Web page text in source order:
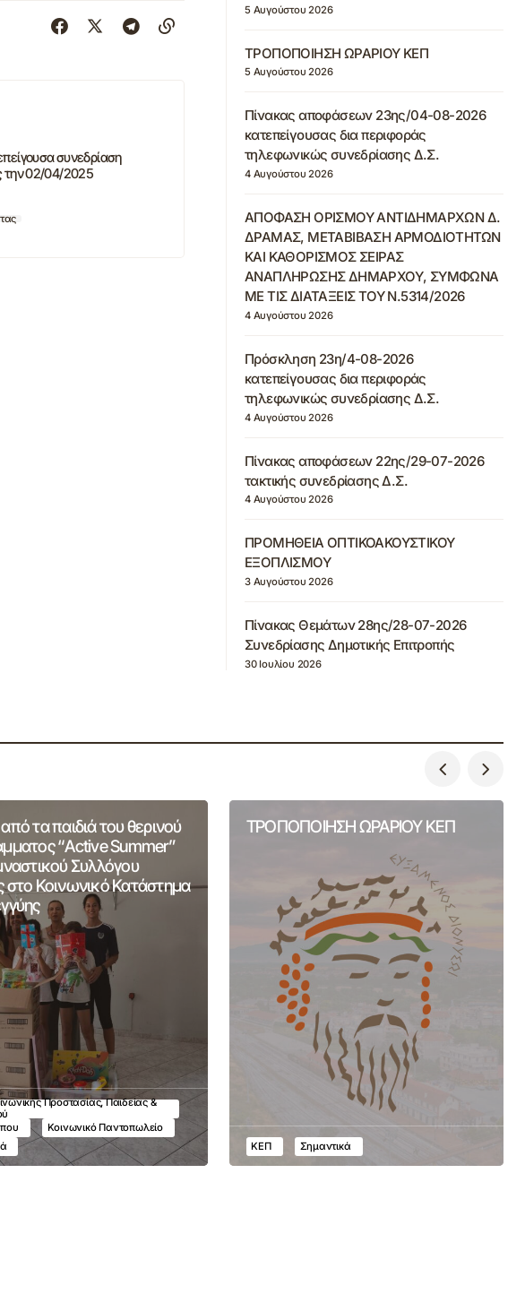
συνεδρίαση
την 02/04/2025
5 Αυγούστου 2026
ΤΡΟΠΟΠΟΙΗΣΗ ΩΡΑΡΙΟΥ ΚΕΠ
5 Αυγούστου 2026
Πίνακας αποφάσεων 23ης/04-08-2026
κατεπείγουσας δια περιφοράς
τηλεφωνικώς συνεδρίασης Δ.Σ.
4 Αυγούστου 2026
ΑΠΟΦΑΣΗ ΟΡΙΣΜΟΥ ΑΝΤΙΔΗΜΑΡΧΩΝ Δ.
ΔΡΑΜΑΣ, ΜΕΤΑΒΙΒΑΣΗ ΑΡΜΟΔΙΟΤΗΤΩΝ
ΚΑΙ ΚΑΘΟΡΙΣΜΟΣ ΣΕΙΡΑΣ
ΑΝΑΠΛΗΡΩΣΗΣ ΔΗΜΑΡΧΟΥ, ΣΥΜΦΩΝΑ
ΜΕ ΤΙΣ ΔΙΑΤΑΞΕΙΣ ΤΟΥ Ν.5314/2026
4 Αυγούστου 2026
Πρόσκληση 23η/4-08-2026
κατεπείγουσας δια περιφοράς
τηλεφωνικώς συνεδρίασης Δ.Σ.
4 Αυγούστου 2026
Πίνακας αποφάσεων 22ης/29-07-2026
τακτικής συνεδρίασης Δ.Σ.
4 Αυγούστου 2026
ΠΡΟΜΗΘΕΙΑ ΟΠΤΙΚΟΑΚΟΥΣΤΙΚΟΥ
ΕΞΟΠΛΙΣΜΟΥ
3 Αυγούστου 2026
Πίνακας Θεμάτων 28ης/28-07-2026
Συνεδρίασης Δημοτικής Επιτροπής
30 Ιουλίου 2026
τα παιδιά του θερινού
“Active Summer”
Συλλόγου
στο Κοινωνικό Κατάστημα
Προστασίας, Παιδείας &
Κοινωνικό Παντοπωλείο
ΤΡΟΠΟΠΟΙΗΣΗ ΩΡΑΡΙΟΥ ΚΕΠ
ΚΕΠ Σημαντικά